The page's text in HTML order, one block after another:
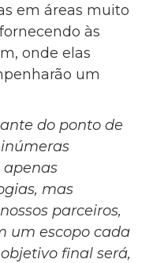
em áreas muito
às
onde elas
um
do ponto de
apenas
mas
parceiros,
um escopo cada
final será,